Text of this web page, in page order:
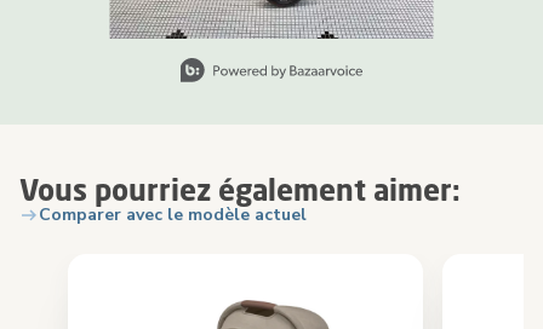
Vous pourriez également aimer:
Comparer avec le modèle actuel